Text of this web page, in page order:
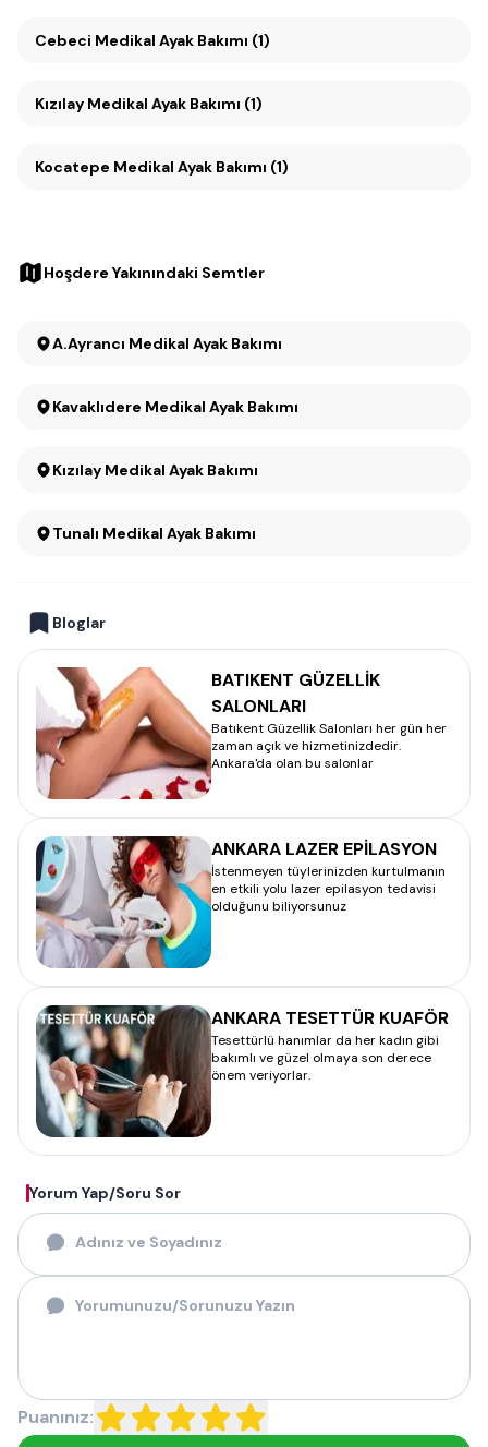
Cebeci Medikal Ayak Bakımı (1)
Kızılay Medikal Ayak Bakımı (1)
Kocatepe Medikal Ayak Bakımı (1)
Hoşdere Yakınındaki Semtler
A.Ayrancı Medikal Ayak Bakımı
Kavaklıdere Medikal Ayak Bakımı
Kızılay Medikal Ayak Bakımı
Tunalı Medikal Ayak Bakımı
Bloglar
BATIKENT GÜZELLİK
SALONLARI
Batıkent Güzellik Salonları her gün her
zaman açık ve hizmetinizdedir.
Ankara'da olan bu salonlar
ANKARA LAZER EPİLASYON
İstenmeyen tüylerinizden kurtulmanın
en etkili yolu lazer epilasyon tedavisi
olduğunu biliyorsunuz
ANKARA TESETTÜR KUAFÖR
Tesettürlü hanımlar da her kadın gibi
bakımlı ve güzel olmaya son derece
önem veriyorlar.
Yorum Yap/Soru Sor
Puanınız: